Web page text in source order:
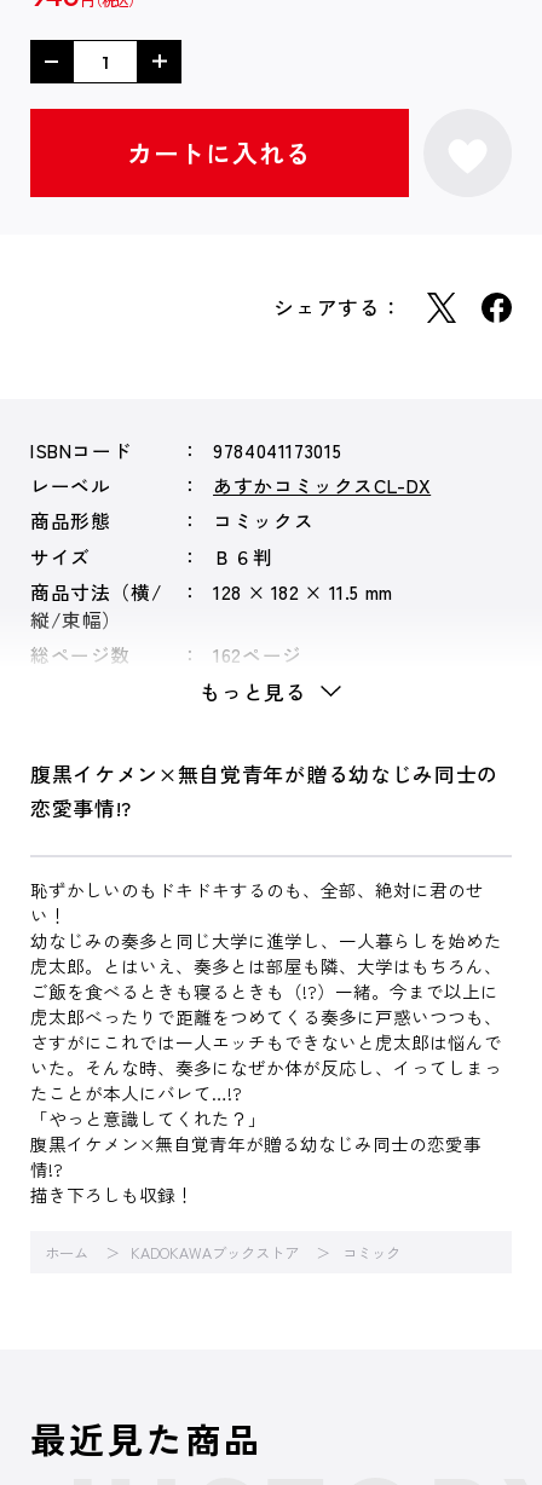
シェアする：
ISBNコード
9784041173015
レーベル
あすかコミックスCL-DX
商品形態
コミックス
サイズ
Ｂ６判
商品寸法（横/
縦/束幅）
128 × 182 × 11.5 mm
総ページ数 162ページ
もっと見る
腹黒イケメン×無自覚青年が贈る幼なじみ同士の
恋愛事情!?
恥ずかしいのもドキドキするのも、全部、絶対に君のせ
い！
幼なじみの奏多と同じ大学に進学し、一人暮らしを始めた
虎太郎。とはいえ、奏多とは部屋も隣、大学はもちろん、
ご飯を食べるときも寝るときも（!?）一緒。今まで以上に
虎太郎べったりで距離をつめてくる奏多に戸惑いつつも、
さすがにこれでは一人エッチもできないと虎太郎は悩んで
いた。そんな時、奏多になぜか体が反応し、イってしまっ
たことが本人にバレて…!?
「やっと意識してくれた？」
腹黒イケメン×無自覚青年が贈る幼なじみ同士の恋愛事
情!?
描き下ろしも収録！
ホーム KADOKAWAブックストア コミック
最近見た商品